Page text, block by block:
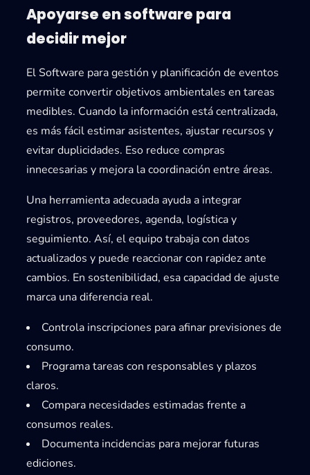
Apoyarse en software para
decidir mejor
ElSoftware para gestión y planificación de eventos
permite convertir objetivos ambientales en tareas
medibles. Cuando la información está centralizada,
es más fácil estimar asistentes, ajustar recursos y
evitar duplicidades. Eso reduce compras
innecesarias y mejora la coordinación entre áreas.
Una herramienta adecuada ayuda a integrar
registros, proveedores, agenda, logística y
seguimiento. Así, el equipo trabaja con datos
actualizados y puede reaccionar con rapidez ante
cambios. En sostenibilidad, esa capacidad de ajuste
marca una diferencia real.
Controla inscripciones para afinar previsiones de
consumo.
Programa tareas con responsables y plazos
claros.
Compara necesidades estimadas frente a
consumos reales.
Documenta incidencias para mejorar futuras
ediciones.